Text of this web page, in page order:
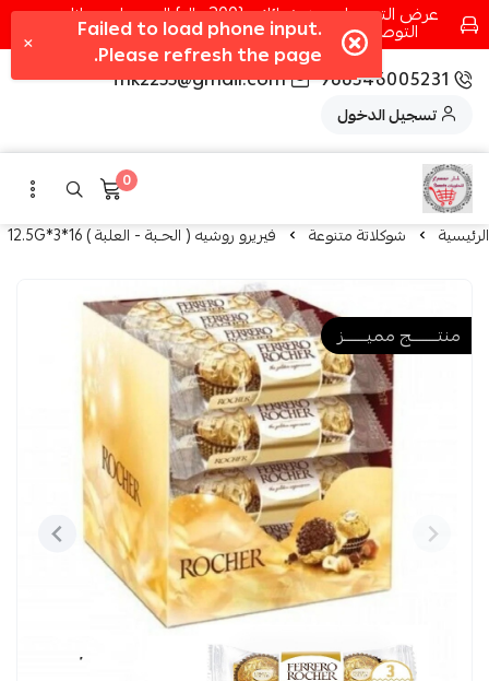
عرض التوصيل عند شرائك بـ{200ريال} التوصيل مجانا
التوصيل في مكه فقط كل اسبوع اصناف جديدة
966546005231
fhk2255@gmail.com
تسجيل الدخول
0
الرئيسية شوكلاتة متنوعة فيريرو روشيه ( الحـبة - العلبة ) 16*3*12.5G
منتــــــــج مميـــــــز